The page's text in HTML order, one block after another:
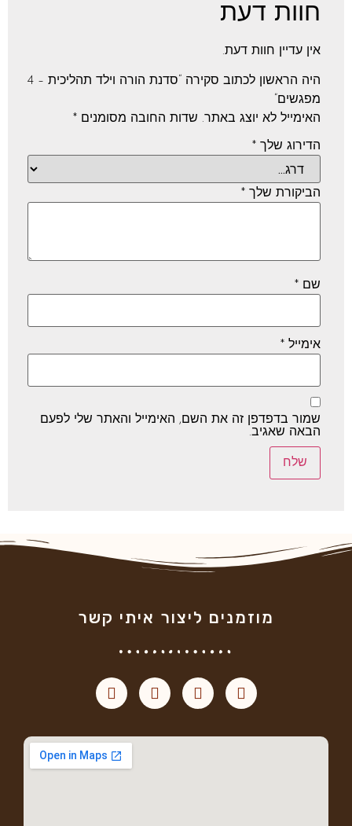
חוות דעת
אין עדיין חוות דעת.
היה הראשון לכתוב סקירה “סדנת הורה וילד תהליכית – 4
מפגשים”
האימייל לא יוצג באתר. שדות החובה מסומנים *
הדירוג שלך *
הביקורת שלך *
שם *
אימייל *
שמור בדפדפן זה את השם, האימייל והאתר שלי לפעם
הבאה שאגיב.
מוזמנים ליצור איתי קשר